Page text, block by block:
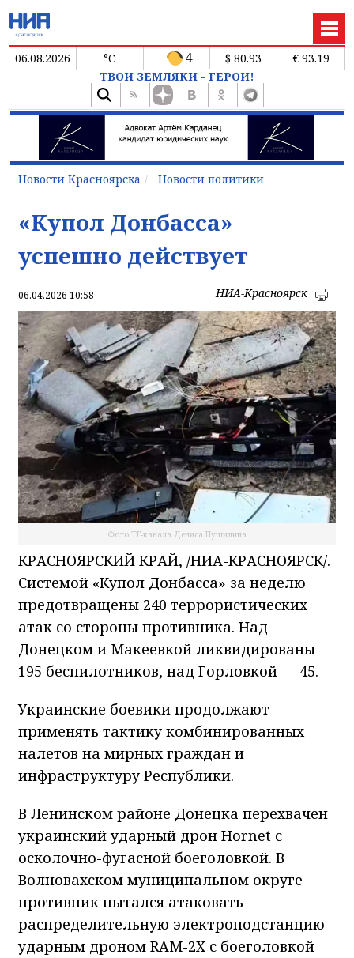
06.08.2026 °C 4 $ 80.93
€ 93.19
ТВОИ ЗЕМЛЯКИ - ГЕРОИ!
Новости Красноярска Новости политики
«Купол Донбасса»
успешно действует
06.04.2026 10:58 НИА-Красноярск
Фото ТГ-канала Дениса Пушилина
КРАСНОЯРСКИЙ КРАЙ, /НИА-КРАСНОЯРСК/.
Системой «Купол Донбасса» за неделю
предотвращены 240 террористических
атак со стороны противника. Над
Донецком и Макеевкой ликвидированы
195 беспилотников, над Горловкой — 45.
Украинские боевики продолжают
применять тактику комбинированных
налетов на мирных граждан и
инфраструктуру Республики.
В Ленинском районе Донецка перехвачен
украинский ударный дрон Hornet с
осколочно-фугасной боеголовкой. В
Волновахском муниципальном округе
противник пытался атаковать
распределительную электроподстанцию
ударным дроном RAM-2X с боеголовкой